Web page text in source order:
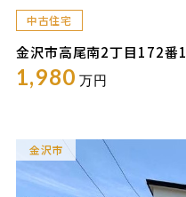
中古住宅
金沢市高尾南2丁目172番1
1,980 万円
金沢市